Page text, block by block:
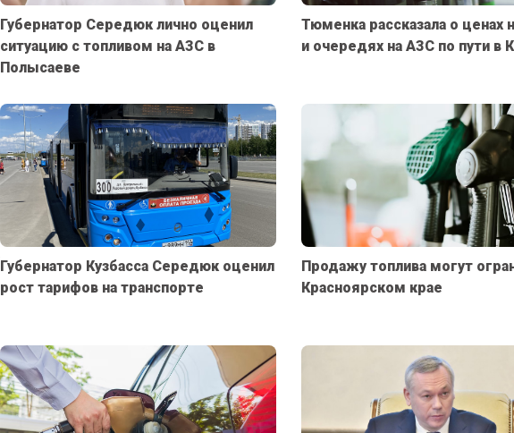
Губернатор Середюк лично оценил
ситуацию с топливом на АЗС в
Полысаеве
Тюменка рассказала о ценах
и очередях на АЗС по пути в
Губернатор Кузбасса Середюк оценил
рост тарифов на транспорте
Продажу топлива могут
Красноярском крае